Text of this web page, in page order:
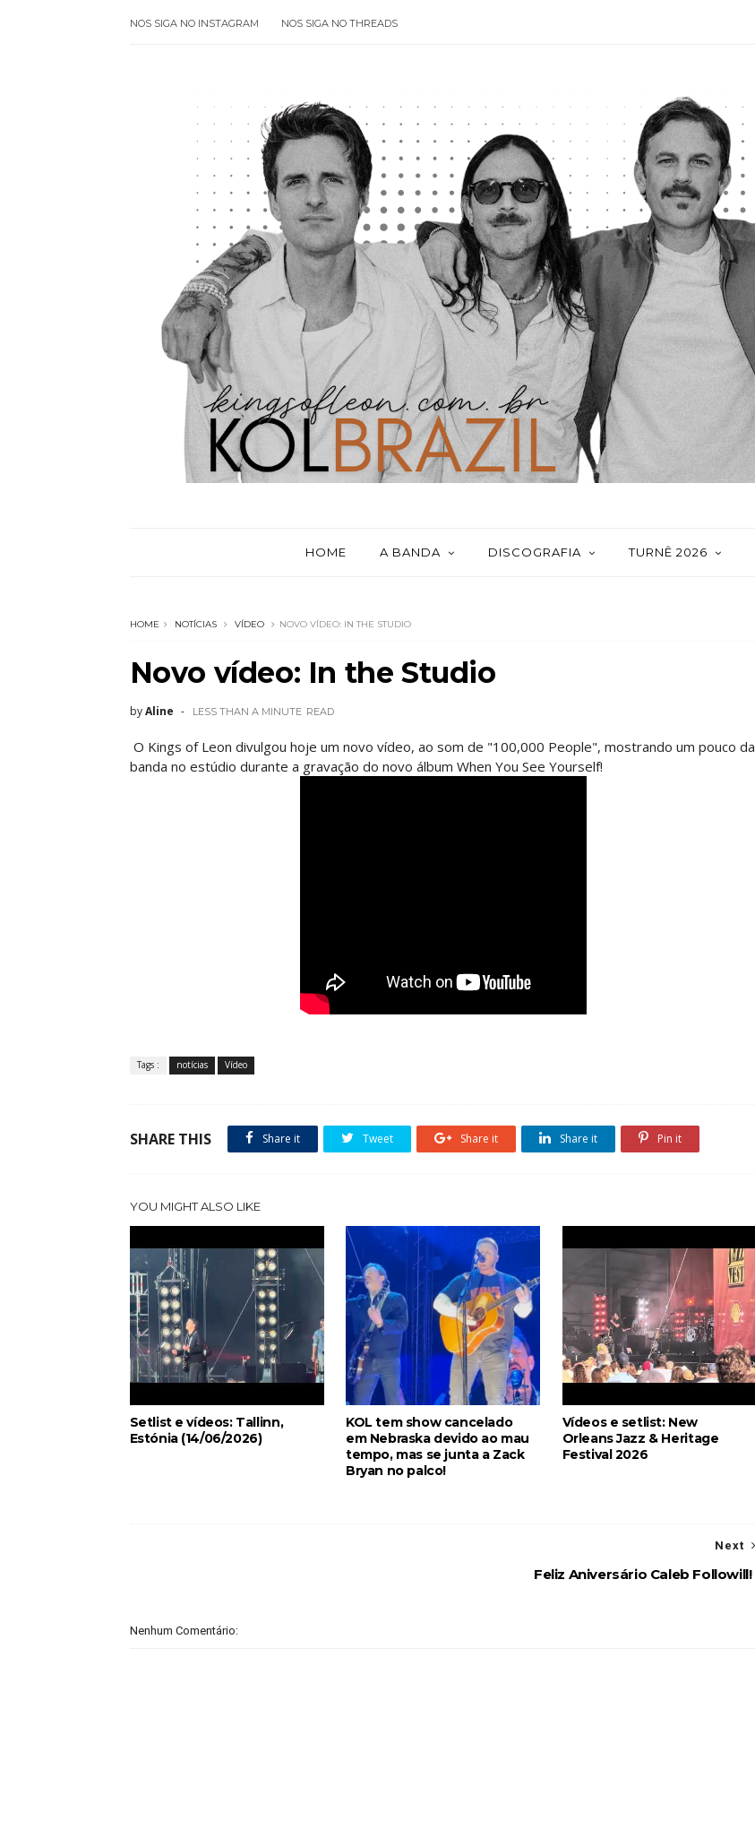
NOS SIGA NO INSTAGRAM NOS SIGA NO THREADS
HOME A BANDA DISCOGRAFIA TURNÊ 2026
HOME NOTÍCIAS VÍDEO NOVO VÍDEO: IN THE STUDIO
Novo vídeo: In the Studio
byAline LESS THAN A MINUTE READ
O Kings of Leon divulgou hoje um novo vídeo, ao som de "100,000 People", mostrando um pouco da
banda no estúdio durante a gravação do novo álbum When You See Yourself!
Tags : notícias Vídeo
SHARE THIS Share it Tweet Share it Share it Pin it
YOU MIGHT ALSO LIKE
Setlist e vídeos: Tallinn,
Estónia (14/06/2026)
KOL tem show cancelado
em Nebraska devido ao mau
tempo, mas se junta a Zack
Bryan no palco!
Vídeos e setlist: New
Orleans Jazz & Heritage
Festival 2026
Next
Feliz Aniversário Caleb Followill!
Nenhum Comentário: